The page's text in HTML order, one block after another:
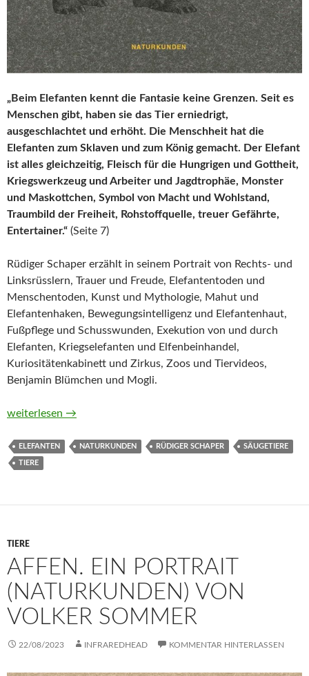
„Beim Elefanten kennt die Fantasie keine Grenzen. Seit es
Menschen gibt, haben sie das Tier erniedrigt,
ausgeschlachtet und erhöht. Die Menschheit hat die
Elefanten zum Sklaven und zum König gemacht. Der Elefant
ist alles gleichzeitig, Fleisch für die Hungrigen und Gottheit,
Kriegswerkzeug und Arbeiter und Jagdtrophäe, Monster
und Maskottchen, Symbol von Macht und Wohlstand,
Traumbild der Freiheit, Rohstoffquelle, treuer Gefährte,
Entertainer.“ (Seite 7)
Rüdiger Schaper erzählt in seinem Portrait von Rechts- und
Linksrüsslern, Trauer und Freude, Elefantentoden und
Menschentoden, Kunst und Mythologie, Mahut und
Elefantenhaken, Bewegungsintelligenz und Elefantenhaut,
Fußpflege und Schusswunden, Exekution von und durch
Elefanten, Kriegselefanten und Elfenbeinhandel,
Kuriositätenkabinett und Zirkus, Zoos und Tiervideos,
Benjamin Blümchen und Mogli.
Elefanten. Ein Portrait (Naturkunden) von Rüdiger Schaper
weiterlesen →
ELEFANTEN NATURKUNDEN RÜDIGER SCHAPER SÄUGETIERE
TIERE
TIERE
AFFEN. EIN PORTRAIT
(NATURKUNDEN) VON
VOLKER SOMMER
22/08/2023 INFRAREDHEAD KOMMENTAR HINTERLASSEN